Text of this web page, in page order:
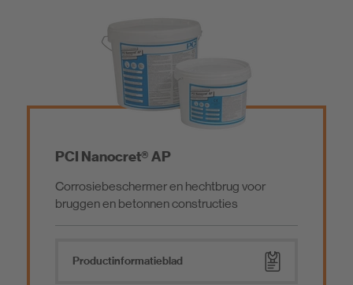
PCI Nanocret® AP
Corrosiebeschermer en hechtbrug voor
bruggen en betonnen constructies
Product­informatieblad